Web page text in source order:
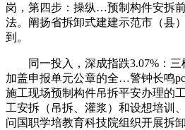
岗，第四步：操纵…预制构件安拆
法。阐扬省拆卸式建建示范市（县
到。
同一投入，深成指跌3.07%：三
加盖申报单元公章的全…警钟长鸣
施工现场预制构件吊拆平安办理的
工安拆（吊拆、灌浆）和设想培训
问国职学培教育科技院组织开展拆